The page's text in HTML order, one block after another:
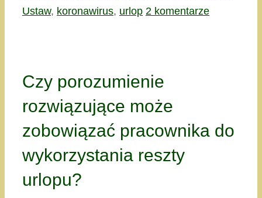
Ustaw, koronawirus, urlop 2 komentarze
Czy porozumienie
rozwiązujące może
zobowiązać pracownika do
wykorzystania reszty
urlopu?